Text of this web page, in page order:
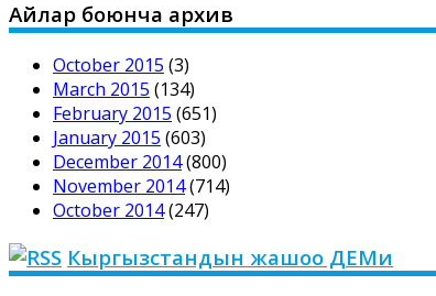
Айлар боюнча архив
October 2015 (3)
March 2015 (134)
February 2015 (651)
January 2015 (603)
December 2014(800)
November 2014(714)
October 2014(247)
Кыргызстандын жашоо ДЕМи